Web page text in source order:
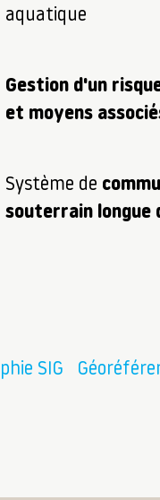
aquatique
Gestion d'un
et moyens
Système de
souterrain longue
SIG